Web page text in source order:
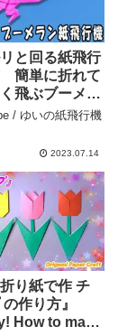
と回る紙飛行
簡単に折れて
飛ぶブーメラ
手元に戻って
折り紙 – ゆい
/ ゆいの紙飛行機
2023.07.14
折り紙で作 チ
作り方』
How to make